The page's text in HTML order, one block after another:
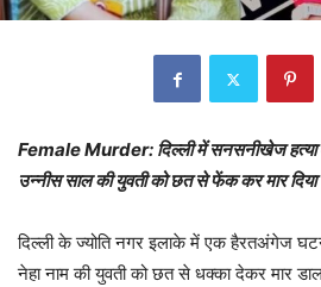
Female Murder: दिल्ली में सनसनीखेज हत्या
उन्नीस साल की युवती को छत से फेंक कर मार दिया
दिल्ली के ज्योति नगर इलाके में एक हैरतअंगेज
नेहा नाम की युवती को छत से धक्का देकर मार